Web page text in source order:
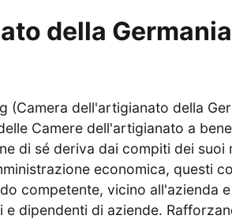
della Germania
(Camera dell'artigianato della
Camere dell'artigianato a
di sé deriva dai compiti dei suoi
economica, questi
competente, vicino all'azienda
dipendenti di aziende.